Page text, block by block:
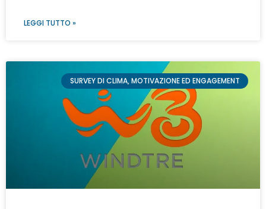
LEGGI TUTTO »
SURVEY DI CLIMA, MOTIVAZIONE ED ENGAGEMENT